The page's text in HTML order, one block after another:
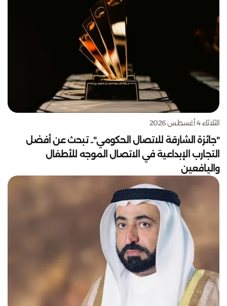
الثلاثاء 4 أغسطس 2026
"جائزة الشارقة للاتصال الحكومي".. تبحث عن أفضل
التجارب الإبداعية في الاتصال الموجه للأطفال
واليافعين